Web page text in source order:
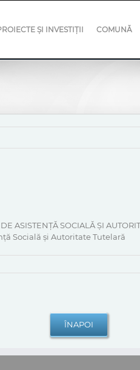
ȘI INVESTIȚII COMUNĂ
ASISTENȚĂ SOCIALĂ ȘI
Socială și Autoritate Tutelară